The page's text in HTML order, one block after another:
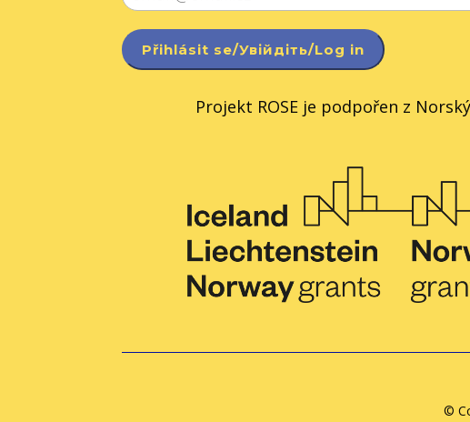
Projekt ROSE je podpořen z
©